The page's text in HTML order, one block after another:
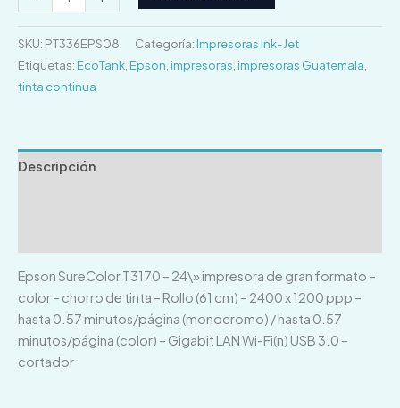
SKU: PT336EPS08 Categoría: Impresoras Ink-Jet
Etiquetas: EcoTank Epson impresoras impresoras Guatemala
tinta continua
Descripción
Epson SureColor T3170 – 24\» impresora de gran formato –
color – chorro de tinta – Rollo (61 cm) – 2400 x 1200 ppp –
hasta 0.57 minutos/página (monocromo) / hasta 0.57
minutos/página (color) – Gigabit LAN Wi-Fi(n) USB 3.0 –
cortador